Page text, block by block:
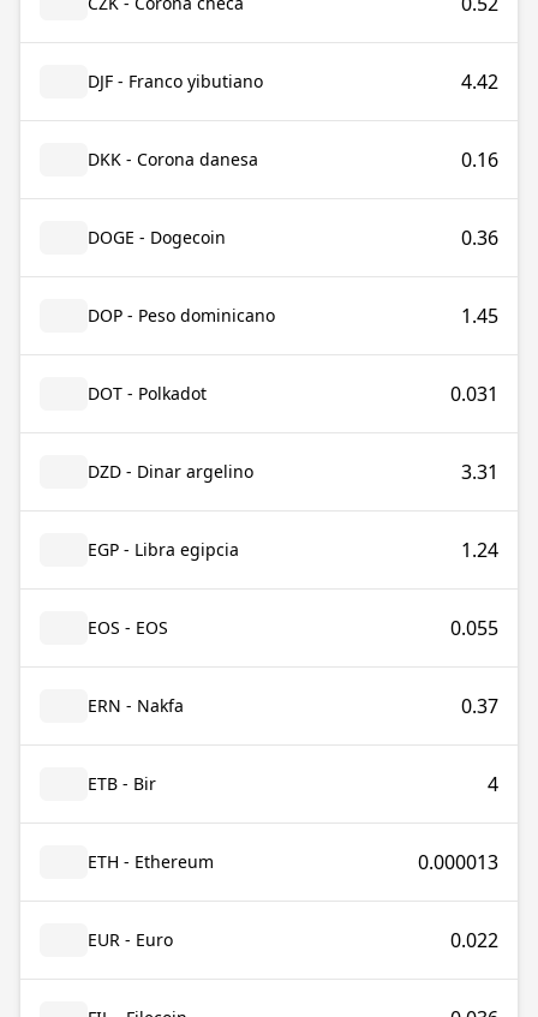
DJF - Franco yibutiano 4.42
DKK - Corona danesa 0.16
DOGE - Dogecoin 0.36
DOP - Peso dominicano 1.45
DOT - Polkadot 0.031
DZD - Dinar argelino 3.31
EGP - Libra egipcia 1.24
EOS - EOS 0.055
ERN - Nakfa 0.37
ETB - Bir 4
ETH - Ethereum 0.000013
EUR - Euro 0.022